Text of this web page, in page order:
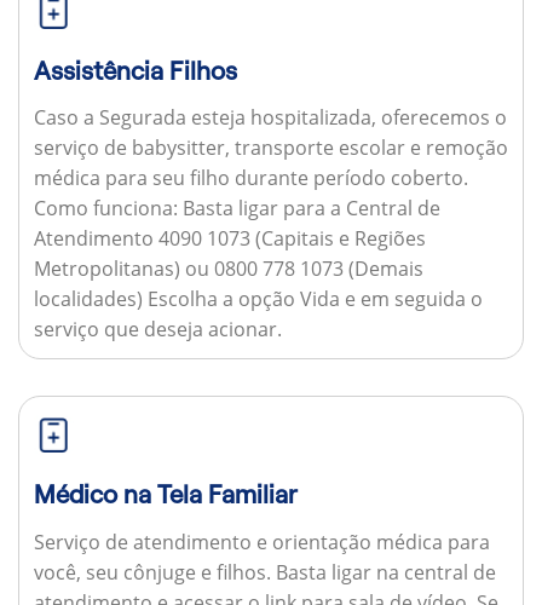
Assistência Filhos
Caso a Segurada esteja hospitalizada, oferecemos o
serviço de babysitter, transporte escolar e remoção
médica para seu filho durante período coberto.
Como funciona: Basta ligar para a Central de
Atendimento 4090 1073 (Capitais e Regiões
Metropolitanas) ou 0800 778 1073 (Demais
localidades) Escolha a opção Vida e em seguida o
serviço que deseja acionar.
Médico na Tela Familiar
Serviço de atendimento e orientação médica para
você, seu cônjuge e filhos. Basta ligar na central de